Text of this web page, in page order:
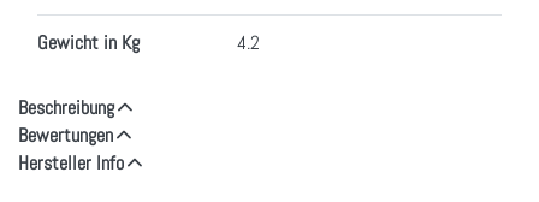
Gewicht in Kg 4.2
Beschreibung
Bewertungen
Hersteller Info